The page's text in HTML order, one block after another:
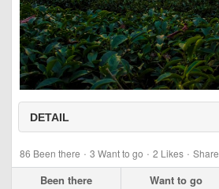
DETAIL
86 Been there · 3 Want to go · 2 Likes · Share
Been there Want to go